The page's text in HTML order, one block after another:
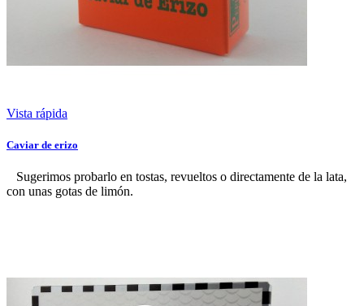
Vista rápida
Caviar de erizo
Sugerimos probarlo en tostas, revueltos o directamente de la lata,
con unas gotas de limón.